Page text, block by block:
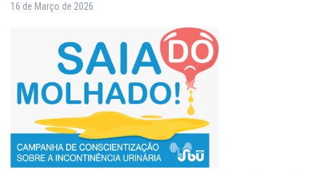
16 de Março de 2026